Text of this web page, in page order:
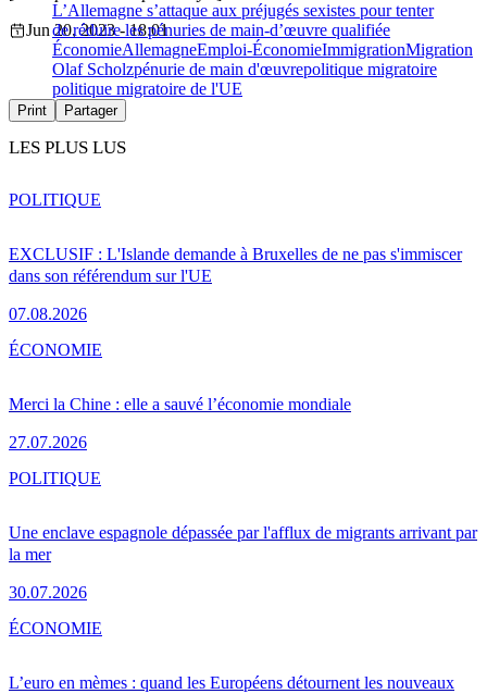
L’Allemagne s’attaque aux préjugés sexistes pour tenter
de réduire les pénuries de main-d’œuvre qualifiée
Jun 20, 2023 - 18:01
ÉconomieAllemagneEmploi-ÉconomieImmigrationMigration
Olaf Scholzpénurie de main d'œuvrepolitique migratoire
politique migratoire de l'UE
Print Partager
LES PLUS LUS
EXCLUSIF : L'Islande demande à Bruxelles de ne pas s'immiscer
dans son référendum sur l'UE
07.08.2026
POLITIQUE
Merci la Chine : elle a sauvé l’économie mondiale
27.07.2026
ÉCONOMIE
Une enclave espagnole dépassée par l'afflux de migrants arrivant par
la mer
30.07.2026
POLITIQUE
L’euro en mèmes : quand les Européens détournent les nouveaux
ÉCONOMIE